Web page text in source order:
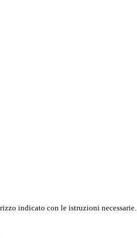
indicato con le istruzioni necessarie.